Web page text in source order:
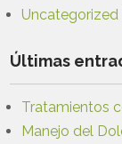
Uncategorized
Últimas
Tratamientos
Manejo del